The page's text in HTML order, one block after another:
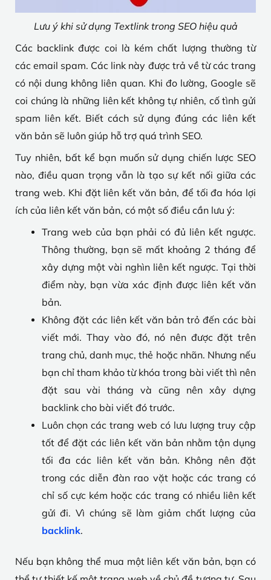
Lưu ý khi sử dụng Textlink trong SEO hiệu quả
Các backlink được coi là kém chất lượng thường từ
các email spam. Các link này được trả về từ các trang
có nội dung không liên quan. Khi đo lường, Google sẽ
coi chúng là những liên kết không tự nhiên, cố tình gửi
spam liên kết. Biết cách sử dụng đúng các liên kết
văn bản sẽ luôn giúp hỗ trợ quá trình SEO.
Tuy nhiên, bất kể bạn muốn sử dụng chiến lược SEO
nào, điều quan trọng vẫn là tạo sự kết nối giữa các
trang web. Khi đặt liên kết văn bản, để tối đa hóa lợi
ích của liên kết văn bản, có một số điều cần lưu ý:
Trang web của bạn phải có đủ liên kết ngược.
Thông thường, bạn sẽ mất khoảng 2 tháng để
xây dựng một vài nghìn liên kết ngược. Tại thời
điểm này, bạn vừa xác định được liên kết văn
bản.
Không đặt các liên kết văn bản trỏ đến các bài
viết mới. Thay vào đó, nó nên được đặt trên
trang chủ, danh mục, thẻ hoặc nhãn. Nhưng nếu
bạn chỉ tham khảo từ khóa trong bài viết thì nên
đặt sau vài tháng và cũng nên xây dựng
backlink cho bài viết đó trước.
Luôn chọn các trang web có lưu lượng truy cập
tốt để đặt các liên kết văn bản nhằm tận dụng
tối đa các liên kết văn bản. Không nên đặt
trong các diễn đàn rao vặt hoặc các trang có
chỉ số cực kém hoặc các trang có nhiều liên kết
gửi đi. Vì chúng sẽ làm giảm chất lượng của
backlink.
Nếu bạn không thể mua một liên kết văn bản, bạn có